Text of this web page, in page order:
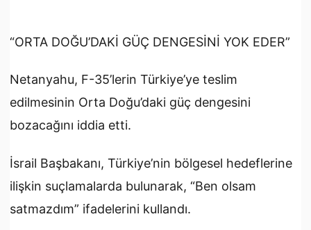
“ORTA DOĞU’DAKİ GÜÇ DENGESİNİ YOK EDER”
Netanyahu, F-35’lerin Türkiye’ye teslim
edilmesinin Orta Doğu’daki güç dengesini
bozacağını iddia etti.
İsrail Başbakanı, Türkiye’nin bölgesel hedeflerine
ilişkin suçlamalarda bulunarak, “Ben olsam
satmazdım” ifadelerini kullandı.